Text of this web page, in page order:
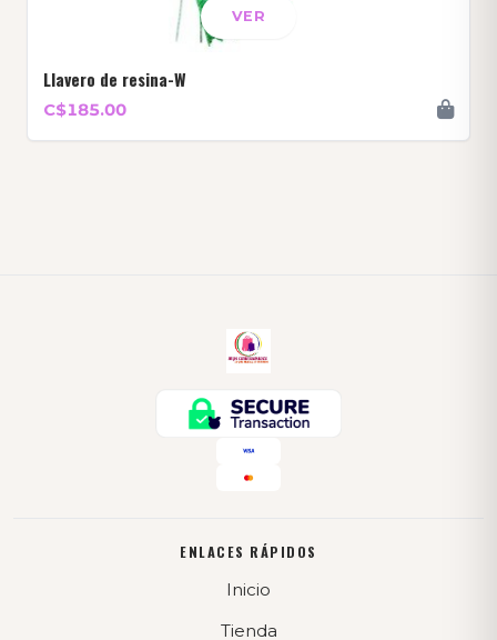
VER
Llavero de resina-W
C$185.00
ENLACES RÁPIDOS
Inicio
Tienda